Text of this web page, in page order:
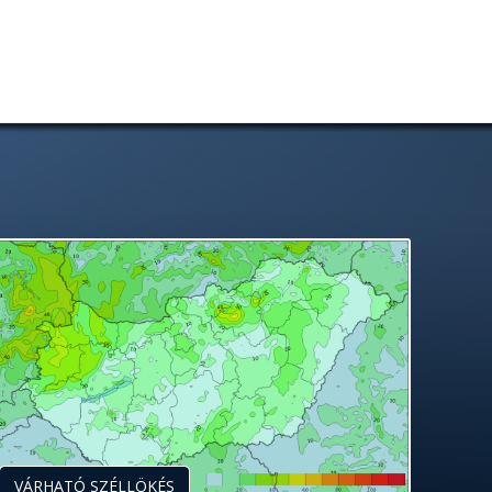
VÁRHATÓ SZÉLLÖKÉS